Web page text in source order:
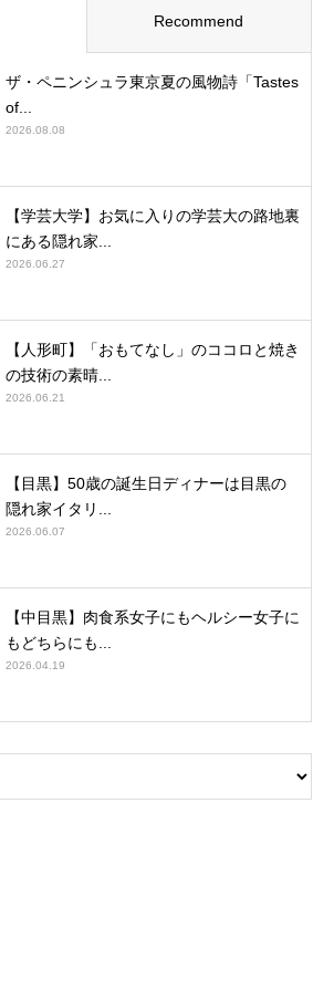
Recommend
ザ・ペニンシュラ東京夏の風物詩「Tastes
of...
2026.08.08
【学芸大学】お気に入りの学芸大の路地裏
にある隠れ家...
2026.06.27
【人形町】「おもてなし」のココロと焼き
の技術の素晴...
2026.06.21
【目黒】50歳の誕生日ディナーは目黒の
隠れ家イタリ...
2026.06.07
【中目黒】肉食系女子にもヘルシー女子に
もどちらにも...
2026.04.19